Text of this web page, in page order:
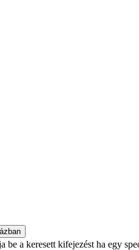
be a keresett kifejezést ha egy